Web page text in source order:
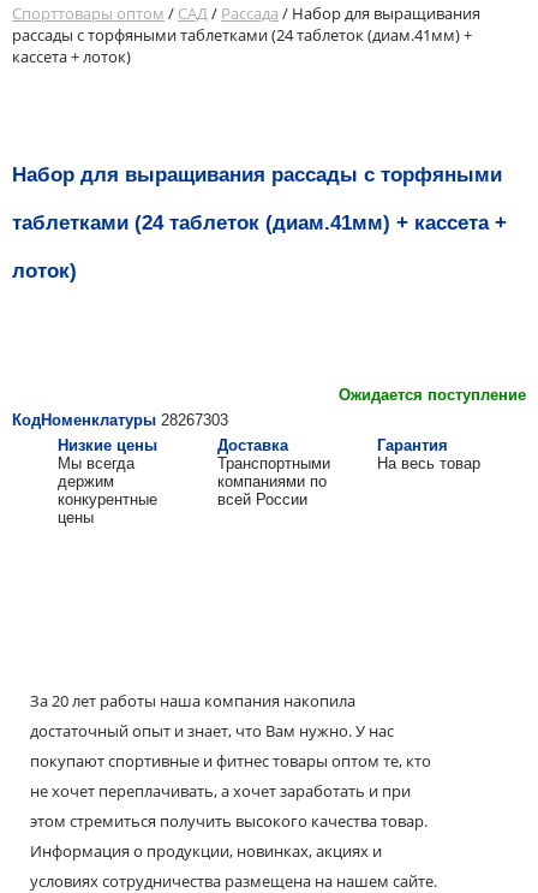
Спорттовары оптом / САД/ Рассада / Набор для выращивания
рассады с торфяными таблетками (24 таблеток (диам.41мм) +
кассета + лоток)
Набор для выращивания рассады с торфяными
таблетками (24 таблеток (диам.41мм) + кассета +
лоток)
Ожидается поступление
КодНоменклатуры 28267303
Низкие цены
Мы всегда
держим
конкурентные
цены
Доставка
Транспортными
компаниями по
всей России
Гарантия
На весь товар
За 20 лет работы наша компания накопила
достаточный опыт и знает, что Вам нужно. У нас
покупают спортивные и фитнес товары оптом те, кто
не хочет переплачивать, а хочет заработать и при
этом стремиться получить высокого качества товар.
Информация о продукции, новинках, акциях и
условиях сотрудничества размещена на нашем сайте.